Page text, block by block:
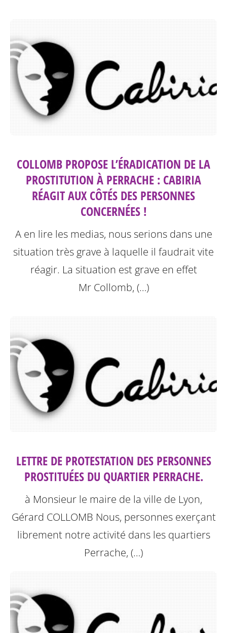
COLLOMB PROPOSE L’ÉRADICATION DE LA
PROSTITUTION À PERRACHE : CABIRIA
RÉAGIT AUX CÔTÉS DES PERSONNES
CONCERNÉES !
A en lire les medias, nous serions dans une
situation très grave à laquelle il faudrait vite
réagir. La situation est grave en effet
Mr Collomb, (…)
LETTRE DE PROTESTATION DES PERSONNES
PROSTITUÉES DU QUARTIER PERRACHE.
à Monsieur le maire de la ville de Lyon,
Gérard COLLOMB Nous, personnes exerçant
librement notre activité dans les quartiers
Perrache, (…)